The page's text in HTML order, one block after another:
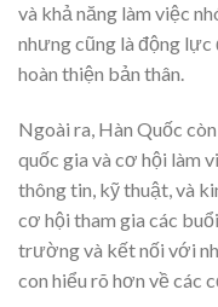
và khả năng làm việc
nhưng cũng là động
hoàn thiện bản thân.
Ngoài ra, Hàn Quốc
quốc gia và cơ hội làm
thông tin, kỹ thuật, và
cơ hội tham gia các
trường và kết nối với
con hiểu rõ hơn về các